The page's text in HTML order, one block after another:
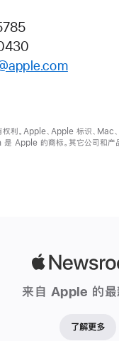
。Apple、Apple 标识、Mac
Apple 的商标。其它公司和产
来自 Apple 的最
了解更多